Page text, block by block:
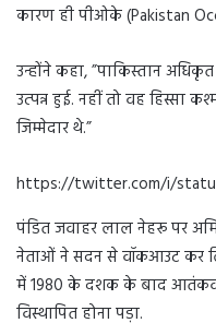
कारण ही पीओके (Pakistan
उन्होंने कहा, ”पाकिस्तान
उत्पन्न हुई. नहीं तो वह हिस्सा
जिम्मेदार थे.”
https://twitter.com/i/
पंडित जवाहर लाल नेहरू पर
नेताओं ने सदन से वॉकआउट कर
में 1980 के दशक के बाद
विस्थापित होना पड़ा.